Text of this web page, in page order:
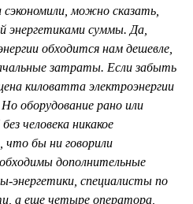
сэкономили, можно сказать,
энергетиками суммы. Да,
обходится нам дешевле,
затраты. Если забыть
киловатта электроэнергии
оборудование рано или
человека никакое
что бы ни говорили
дополнительные
специалисты по
а еще четыре оператора,